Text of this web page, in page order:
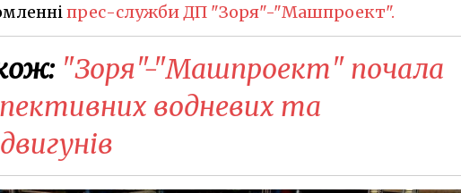
прес-служби ДП "Зоря"-"Машпроект".
"Зоря"-"Машпроект" почала
водневих та